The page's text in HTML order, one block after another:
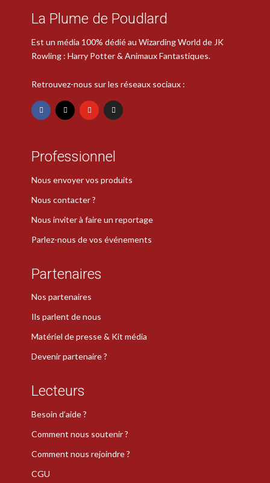
La Plume de Poudlard
Est un média 100% dédié au Wizarding World de JK
Rowling : Harry Potter & Animaux Fantastiques.
Retrouvez-nous sur les réseaux sociaux :
Professionnel
Nous envoyer vos produits
Nous contacter ?
Nous inviter à faire un reportage
Parlez-nous de vos événements
Partenaires
Nos partenaires
Ils parlent de nous
Matériel de presse & Kit média
Devenir partenaire ?
Lecteurs
Besoin d’aide ?
Comment nous soutenir ?
Comment nous rejoindre ?
CGU